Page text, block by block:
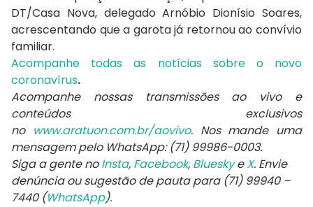
DT/Casa Nova, delegado Arnóbio Dionísio Soares,
acrescentando que a garota já retornou ao convívio
familiar.
Acompanhe todas as notícias sobre o novo
coronavírus.
Acompanhe nossas transmissões ao vivo e
conteúdos exclusivos
no www.aratuon.com.br/aovivo. Nos mande uma
mensagem pelo WhatsApp: (71) 99986-0003.
Siga a gente noInsta, Facebook, BlueskyeX. Envie
denúncia ou sugestão de pauta para (71) 99940 –
7440 (WhatsApp).